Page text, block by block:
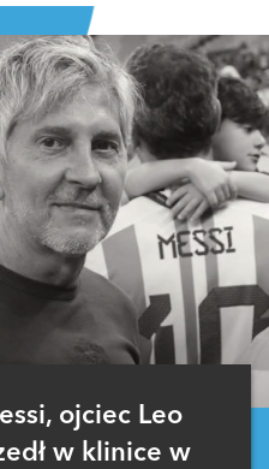
ojciec Leo
w klinice w